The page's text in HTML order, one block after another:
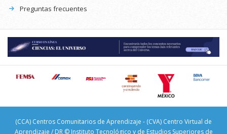
Preguntas frecuentes
(CCA) Centros Comunitarios de Aprendizaje - (CVA) Centro Virtual de
Aprendizaje / DR © Instituto Tecnológico y de Estudios Superiores de